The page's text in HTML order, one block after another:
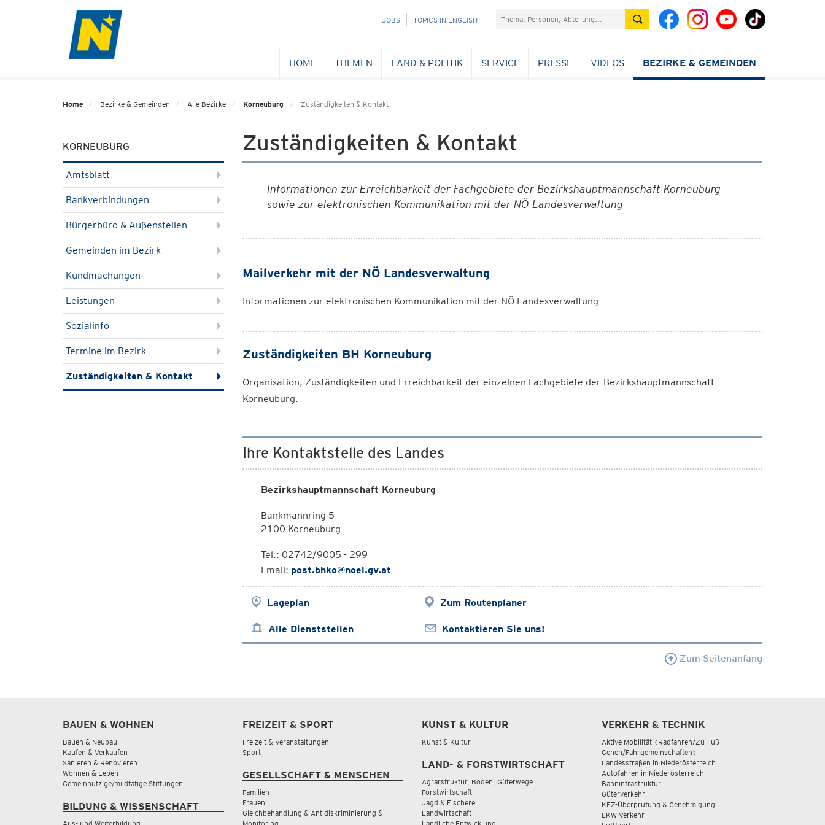
NAVIGATION
JOBS TOPICS IN ENGLISH Suchefeld
HOME THEMEN LAND & POLITIK SERVICE PRESSE VIDEOS BEZIRKE & GEMEINDEN
Home Bezirke & Gemeinden Alle Bezirke Korneuburg Zuständigkeiten & Kontakt
KORNEUBURG
Amtsblatt
Bankverbindungen
Bürgerbüro & Außenstellen
Gemeinden im Bezirk
Kundmachungen
Leistungen
Sozialinfo
Termine im Bezirk
Zuständigkeiten & Kontakt
Zuständigkeiten & Kontakt
Informationen zur Erreichbarkeit der Fachgebiete der Bezirkshauptmannschaft Korneuburg
sowie zur elektronischen Kommunikation mit der NÖ Landesverwaltung
Mailverkehr mit der NÖ Landesverwaltung
Informationen zur elektronischen Kommunikation mit der NÖ Landesverwaltung
Zuständigkeiten BH Korneuburg
Organisation, Zuständigkeiten und Erreichbarkeit der einzelnen Fachgebiete der Bezirkshauptmannschaft
Korneuburg.
Ihre Kontaktstelle des Landes
Bezirkshauptmannschaft Korneuburg
Bankmannring 5
2100 Korneuburg
Tel.: 02742/9005 - 299
Email: post.bhko@noel.gv.at
Lageplan Zum Routenplaner
Alle Dienststellen Kontaktieren Sie uns!
Zum Seitenanfang
BAUEN & WOHNEN
Bauen & Neubau
Kaufen & Verkaufen
Sanieren & Renovieren
Wohnen & Leben
Gemeinnützige/mildtätige Stiftungen
BILDUNG & WISSENSCHAFT
FREIZEIT & SPORT
Freizeit & Veranstaltungen
Sport
GESELLSCHAFT & MENSCHEN
Familien
Frauen
Gleichbehandlung & Antidiskriminierung &
KUNST & KULTUR
Kunst & Kultur
LAND- & FORSTWIRTSCHAFT
Agrarstruktur, Boden, Güterwege
Forstwirtschaft
Jagd & Fischerei
Landwirtschaft
VERKEHR & TECHNIK
Aktive Mobilität (Radfahren/Zu-Fuß-
Gehen/Fahrgemeinschaften)
Landesstraßen in Niederösterreich
Autofahren in Niederösterreich
Bahninfrastruktur
Güterverkehr
KFZ-Überprüfung & Genehmigung
LKW Verkehr